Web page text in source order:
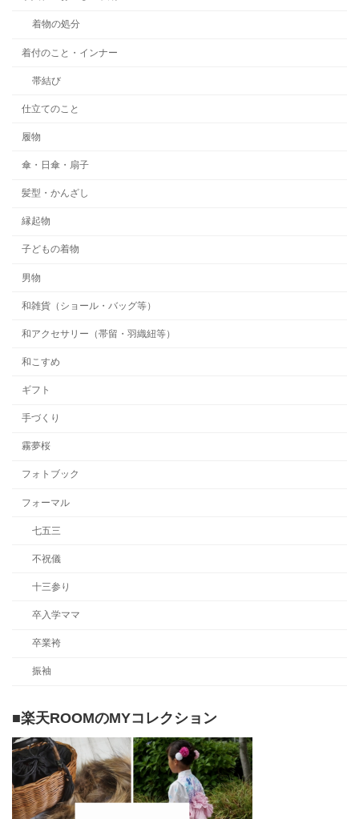
着物の処分
着付のこと・インナー
帯結び
仕立てのこと
履物
傘・日傘・扇子
髪型・かんざし
縁起物
子どもの着物
男物
和雑貨（ショール・バッグ等）
和アクセサリー（帯留・羽織紐等）
和こすめ
ギフト
手づくり
霧夢桜
フォトブック
フォーマル
七五三
不祝儀
十三参り
卒入学ママ
卒業袴
振袖
■楽天ROOMのMYコレクション